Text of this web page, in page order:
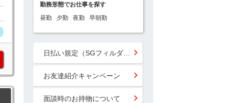
勤務形態でお仕事を探す
昼勤
夕勤 夜勤 早朝勤
お友達紹介キャンペーン
面談時のお持物について